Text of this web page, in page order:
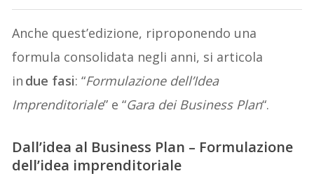
Anche quest’edizione, riproponendo una
formula consolidata negli anni, si articola
in due fasi: “Formulazione dell’Idea
Imprenditoriale” e “Gara dei Business Plan“.
Dall’idea al Business Plan – Formulazione
dell’idea imprenditoriale